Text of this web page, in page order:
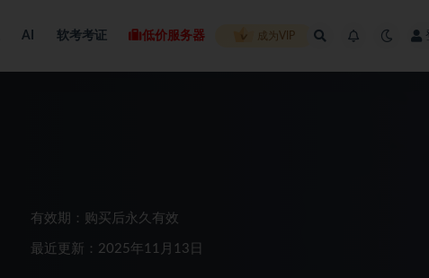
AI 软考考证 低价服务器 成为VIP
有效期：购买后永久有效
最近更新：2025年11月13日